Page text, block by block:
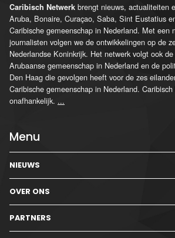
Caribisch Netwerk brengt nieuws, actualiteiten
Aruba, Bonaire, Curaçao, Saba, Sint Eustatius
Caribische gemeenschap in Nederland. Met een
journalisten volgen we de ontwikkelingen op de
Nederlandse Koninkrijk. Het netwerk volgt ook
Arubaanse gemeenschap in Nederland en de
Den Haag die gevolgen heeft voor de zes
Caribische gemeenschap in Nederland.
onafhankelijk. ...
Menu
NIEUWS
OVER ONS
PARTNERS